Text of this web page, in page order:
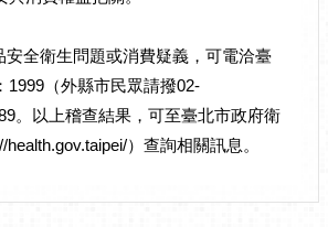
全衛生問題或消費疑義，可電洽臺
1999（外縣市民眾請撥02-
。以上稽查結果，可至臺北市政府衛
）查詢相關訊息。